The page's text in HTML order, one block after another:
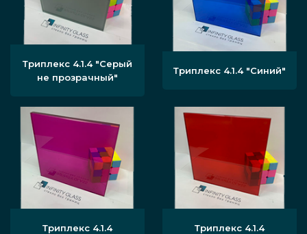
Триплекс 4.1.4 "Серый
не прозрачный"
Триплекс 4.1.4 "Синий"
Триплекс 4.1.4
Триплекс 4.1.4